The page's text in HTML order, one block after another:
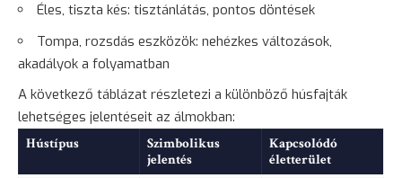
Éles, tiszta kés: tisztánlátás, pontos döntések
Tompa, rozsdás eszközök: nehézkes változások,
akadályok a folyamatban
A következő táblázat részletezi a különböző húsfajták
lehetséges jelentéseit az álmokban:
Hústípus
Szimbolikus
jelentés
Kapcsolódó
életterület